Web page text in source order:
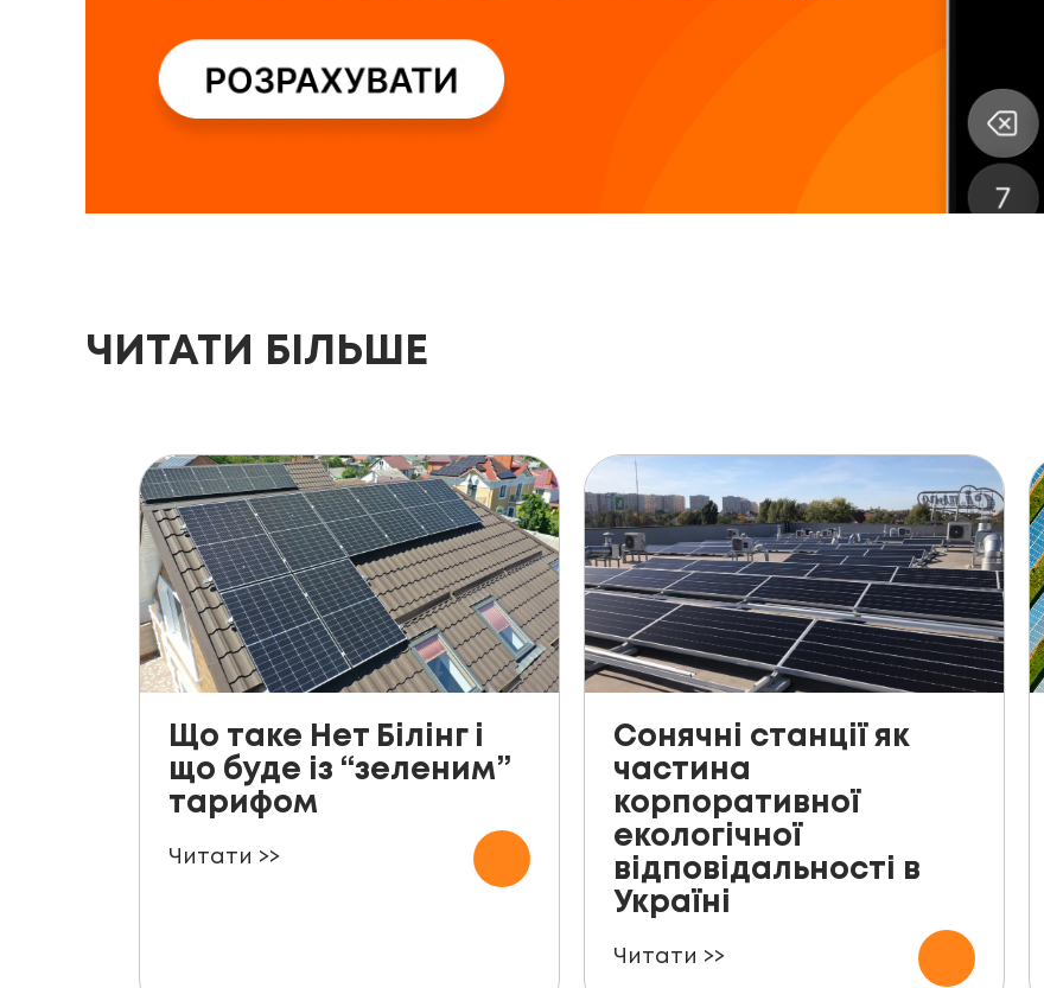
ЧИТАТИ БІЛЬШЕ
Що таке Нет Білінг і
що буде із “зеленим”
тарифом
Читати >>
Сонячні станції як
частина
корпоративної
екологічної
відповідальності в
Україні
Читати >>